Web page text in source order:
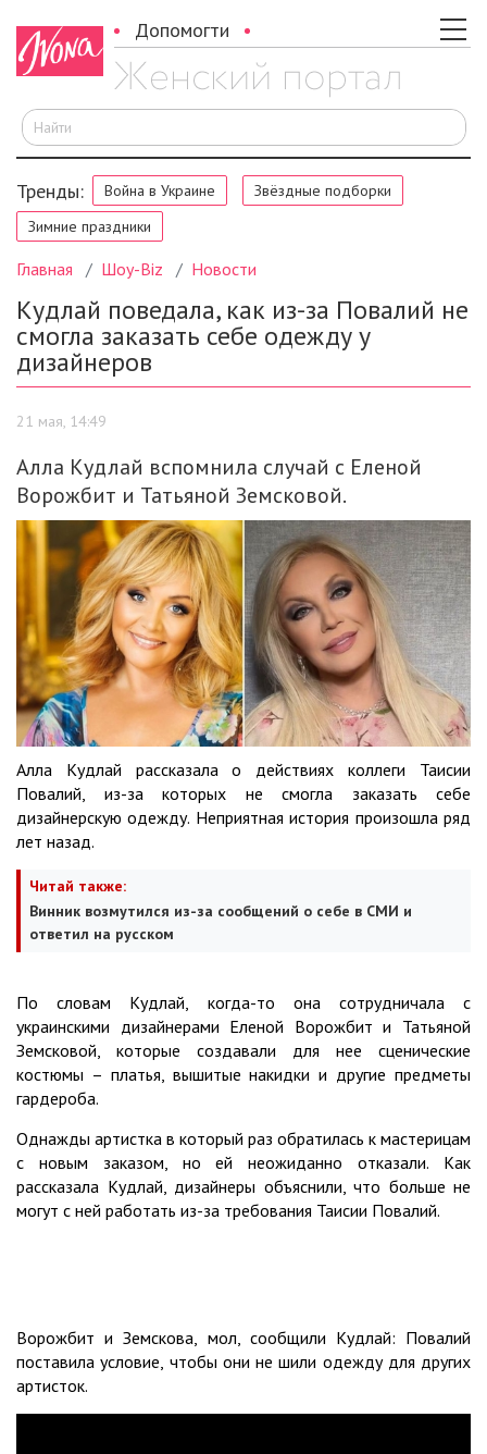
Допомогти
Тренды: Война в Украине
Звёздные подборки
Зимние праздники
Главная Шоу-Biz Новости
Кудлай поведала, как из-за Повалий не
смогла заказать себе одежду у
дизайнеров
21 мая, 14:49
Алла Кудлай вспомнила случай с Еленой
Ворожбит и Татьяной Земсковой.
Алла Кудлай рассказала о действиях коллеги Таисии
Повалий, из-за которых не смогла заказать себе
дизайнерскую одежду. Неприятная история произошла ряд
лет назад.
Читай также:
Винник возмутился из-за сообщений о себе в СМИ и
ответил на русском
По словам Кудлай, когда-то она сотрудничала с
украинскими дизайнерами Еленой Ворожбит и Татьяной
Земсковой, которые создавали для нее сценические
костюмы – платья, вышитые накидки и другие предметы
гардероба.
Однажды артистка в который раз обратилась к мастерицам
с новым заказом, но ей неожиданно отказали. Как
рассказала Кудлай, дизайнеры объяснили, что больше не
могут с ней работать из-за требования Таисии Повалий.
Ворожбит и Земскова, мол, сообщили Кудлай: Повалий
поставила условие, чтобы они не шили одежду для других
артисток.